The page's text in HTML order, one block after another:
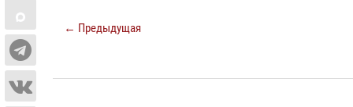
← Предыдущая